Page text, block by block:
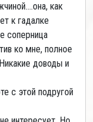
как
к гадалке
соперница
ко мне, полное
доводы и
с этой подругой